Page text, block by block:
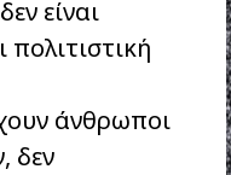
είναι
πολιτιστική
άνθρωποι
δεν